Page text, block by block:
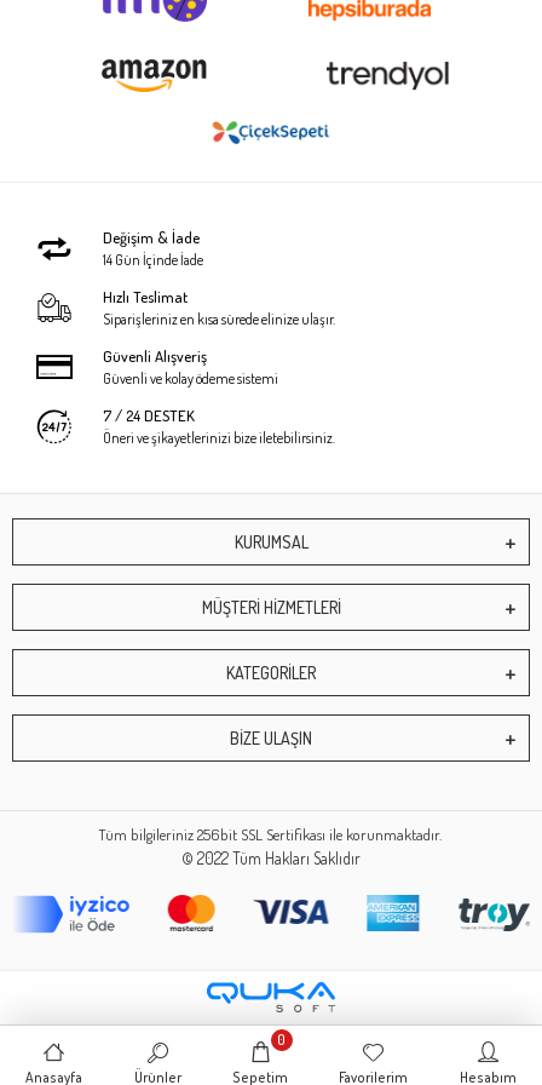
Değişim & İade
14 Gün İçinde İade
Hızlı Teslimat
Siparişleriniz en kısa sürede elinize ulaşır.
Güvenli Alışveriş
Güvenli ve kolay ödeme sistemi
7 / 24 DESTEK
Öneri ve şikayetlerinizi bize iletebilirsiniz.
KURUMSAL
MÜŞTERİ HİZMETLERİ
KATEGORİLER
BİZE ULAŞIN
Tüm bilgileriniz 256bit SSL Sertifikası ile korunmaktadır.
© 2022Tüm Hakları Saklıdır
Anasayfa Ürünler Sepetim
0
Favorilerim Hesabım